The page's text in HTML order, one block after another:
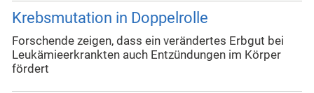
Krebsmutation in Doppelrolle
Forschende zeigen, dass ein verändertes Erbgut bei
Leukämieerkrankten auch Entzündungen im Körper
fördert